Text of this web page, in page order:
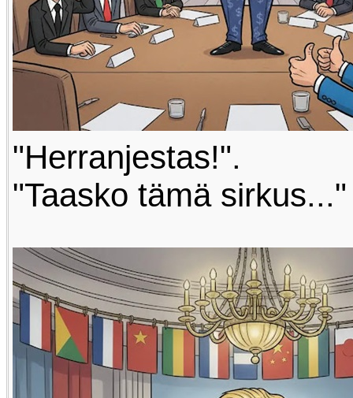
"Herranjestas!".
"Taasko tämä sirkus..."